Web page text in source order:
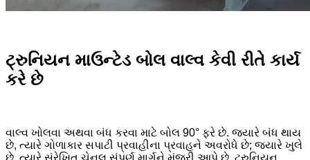
ટ્રુનિયન માઉન્ટેડ બોલ વાલ્વ કેવી રીતે કાર્ય
કરે છે
વાલ્વ ખોલવા અથવા બંધ કરવા માટે બોલ 90° ફરે છે. જ્યારે બંધ થાય
છે, ત્યારે ગોળાકાર સપાટી પ્રવાહીના પ્રવાહને અવરોધે છે; જ્યારે ખુલે